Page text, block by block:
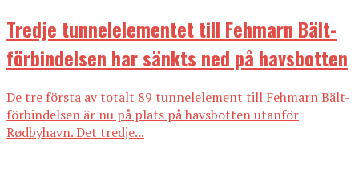
Tredje tunnelelementet till Fehmarn Bält-
förbindelsen har sänkts ned på havsbotten
De tre första av totalt 89 tunnelelement till Fehmarn Bält-
förbindelsen är nu på plats på havsbotten utanför
Rødbyhavn. Det tredje...